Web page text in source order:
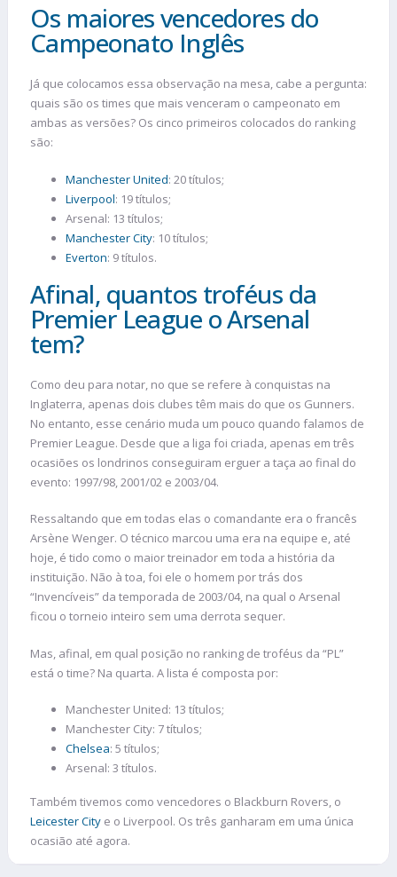
Os maiores vencedores do
Campeonato Inglês
Já que colocamos essa observação na mesa, cabe a pergunta:
quais são os times que mais venceram o campeonato em
ambas as versões? Os cinco primeiros colocados do ranking
são:
Manchester United: 20 títulos;
Liverpool: 19 títulos;
Arsenal: 13 títulos;
Manchester City: 10 títulos;
Everton: 9 títulos.
Afinal, quantos troféus da
Premier League o Arsenal
tem?
Como deu para notar, no que se refere à conquistas na
Inglaterra, apenas dois clubes têm mais do que os Gunners.
No entanto, esse cenário muda um pouco quando falamos de
Premier League. Desde que a liga foi criada, apenas em três
ocasiões os londrinos conseguiram erguer a taça ao final do
evento: 1997/98, 2001/02 e 2003/04.
Ressaltando que em todas elas o comandante era o francês
Arsène Wenger. O técnico marcou uma era na equipe e, até
hoje, é tido como o maior treinador em toda a história da
instituição. Não à toa, foi ele o homem por trás dos
“Invencíveis” da temporada de 2003/04, na qual o Arsenal
ficou o torneio inteiro sem uma derrota sequer.
Mas, afinal, em qual posição no ranking de troféus da “PL”
está o time? Na quarta. A lista é composta por:
Manchester United: 13 títulos;
Manchester City: 7 títulos;
Chelsea: 5 títulos;
Arsenal: 3 títulos.
Também tivemos como vencedores o Blackburn Rovers, o
Leicester City e o Liverpool. Os três ganharam em uma única
ocasião até agora.